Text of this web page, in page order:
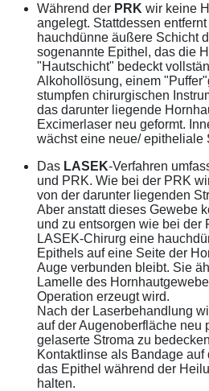
Während der PRK wir keine
angelegt. Stattdessen
hauchdünne äußere Schicht
sogenannte Epithel, das die
"Hautschicht" bedeckt
Alkohollösung, einem
stumpfen chirurgischen
das darunter liegende
Excimerlaser neu geformt.
wächst eine neue/ epitheliale
Das LASEK-Verfahren
und PRK. Wie bei der PRK
von der darunter liegenden
Aber anstatt dieses Gewebe
und zu entsorgen wie bei der
LASEK-Chirurg eine
Epithels auf eine Seite der
Auge verbunden bleibt. Sie
Lamelle des
Operation erzeugt wird.
Nach der Laserbehandlung
auf der Augenoberfläche neu
gelaserte Stroma zu
Kontaktlinse als Bandage auf
das Epithel während der
halten.